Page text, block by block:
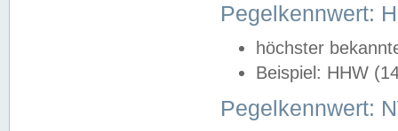
Pegelkennwert:
höchster
Beispiel: HHW
Pegelkennwert: